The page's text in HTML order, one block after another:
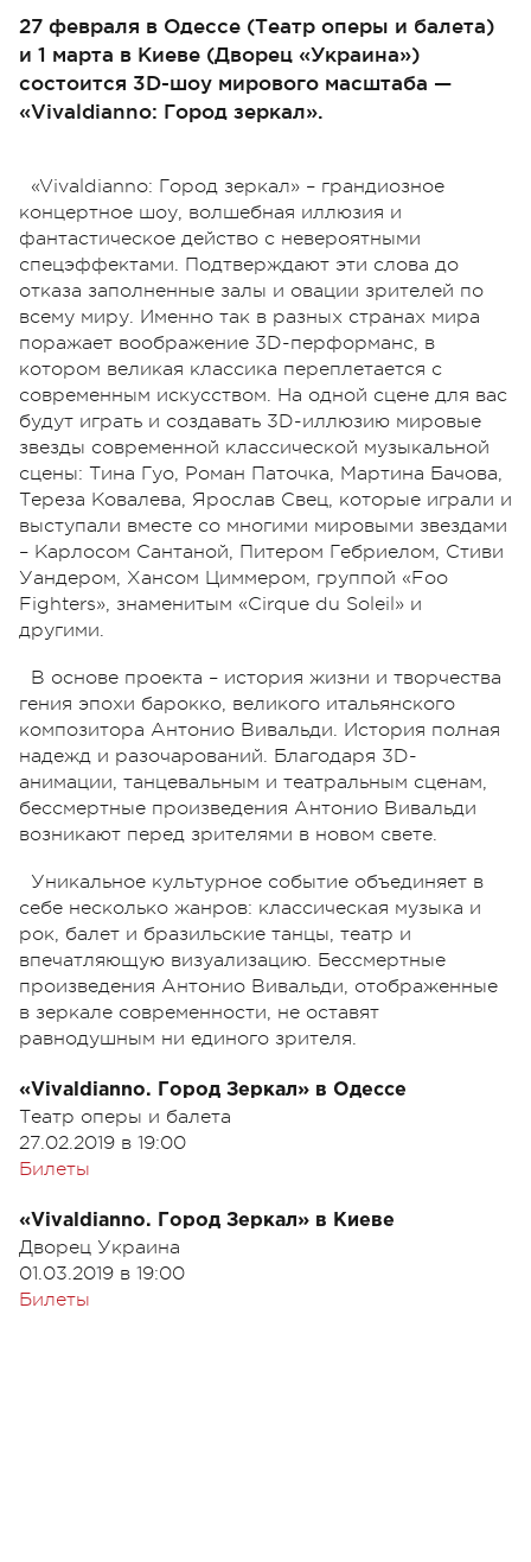
27 февраля в Одессе (Театр оперы и балета)
и 1 марта в Киеве (Дворец «Украина»)
состоится 3D-шоу мирового масштаба —
«Vivaldianno: Город зеркал».
«Vivaldianno: Город зеркал» – грандиозное
концертное шоу, волшебная иллюзия и
фантастическое действо с невероятными
спецэффектами. Подтверждают эти слова до
отказа заполненные залы и овации зрителей по
всему миру. Именно так в разных странах мира
поражает воображение 3D-перформанс, в
котором великая классика переплетается с
современным искусством. На одной сцене для вас
будут играть и создавать 3D-иллюзию мировые
звезды современной классической музыкальной
сцены: Тина Гуо, Роман Паточка, Мартина Бачова,
Тереза Ковалева, Ярослав Свец, которые играли и
выступали вместе со многими мировыми звездами
– Карлосом Сантаной, Питером Гебриелом, Стиви
Уандером, Хансом Циммером, группой «Foo
Fighters», знаменитым «Cirque du Soleil» и
другими.
В основе проекта – история жизни и творчества
гения эпохи барокко, великого итальянского
композитора Антонио Вивальди. История полная
надежд и разочарований. Благодаря 3D-
анимации, танцевальным и театральным сценам,
бессмертные произведения Антонио Вивальди
возникают перед зрителями в новом свете.
Уникальное культурное событие объединяет в
себе несколько жанров: классическая музыка и
рок, балет и бразильские танцы, театр и
впечатляющую визуализацию. Бессмертные
произведения Антонио Вивальди, отображенные
в зеркале современности, не оставят
равнодушным ни единого зрителя.
«Vivaldianno. Город Зеркал» в Одессе
Театр оперы и балета
27.02.2019 в 19:00
Билеты
«Vivaldianno. Город Зеркал» в Киеве
Дворец Украина
01.03.2019 в 19:00
Билеты